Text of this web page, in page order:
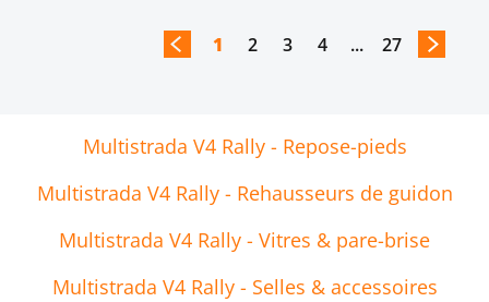
1 2 3 4 ... 27
Multistrada V4 Rally - Repose-pieds
Multistrada V4 Rally - Rehausseurs de guidon
Multistrada V4 Rally - Vitres & pare-brise
Multistrada V4 Rally - Selles & accessoires